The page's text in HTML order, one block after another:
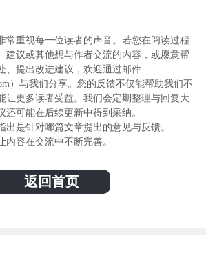
常重视每一位读者的声音。若您在阅读过程
建议或其他想与作者交流的内容，或愿意帮
、提出改进建议，欢迎通过邮件
）与我们分享。您的反馈不仅能帮助我们不
让更多读者受益。我们会定期整理与回复大
还可能在后续更新中得到采纳。
出是针对哪篇文章提出的意见与反馈。
容在交流中不断完善。
返回首页